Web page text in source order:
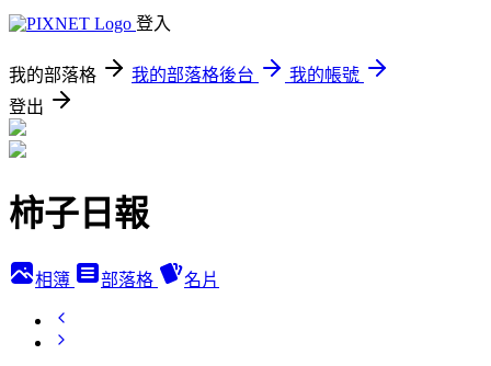
登入
我的部落格 我的部落格後台
我的帳號
登出
柿子日報
相簿 部落格 名片